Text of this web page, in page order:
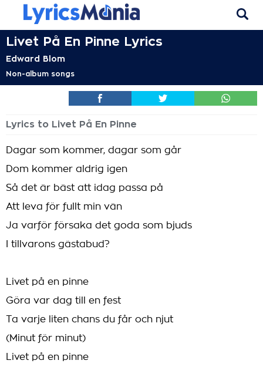
Livet På En Pinne Lyrics
Edward Blom
Non-album songs
Lyrics to Livet På En Pinne
Dagar som kommer, dagar som går
Dom kommer aldrig igen
Så det är bäst att idag passa på
Att leva för fullt min vän
Ja varför försaka det goda som bjuds
I tillvarons gästabud?
Livet på en pinne
Göra var dag till en fest
Ta varje liten chans du får och njut
(Minut för minut)
Livet på en pinne